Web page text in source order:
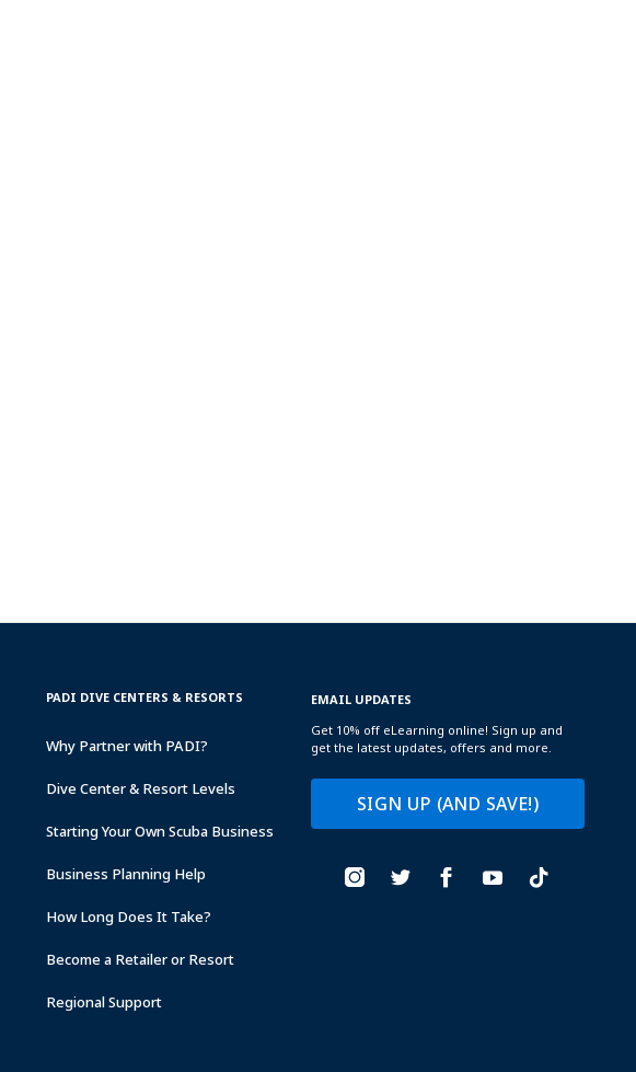
EMAIL UPDATES
Get 10% off eLearning online! Sign up and
get the latest updates, offers and more.
SIGN UP (AND SAVE!)
PADI
&
PADI DIVE CENTERS & RESORTS
Why Partner with PADI?
Dive Center & Resort Levels
Starting Your Own Scuba Business
Business Planning Help
How Long Does It Take?
Become a Retailer or Resort
Regional Support